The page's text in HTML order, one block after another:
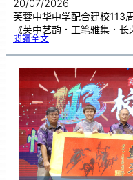
20/07/2026
芙蓉中华中学配合建校113
《芙中艺韵．工笔雅集．
閱讀全文:《
艺
．
工
笔
雅
．
长
荣
丹
青
》
书
画
展
开
幕